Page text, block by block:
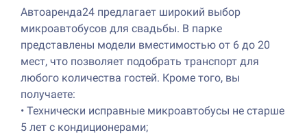
Автоаренда24 предлагает широкий выбор
микроавтобусов для свадьбы. В парке
представлены модели вместимостью от 6 до 20
мест, что позволяет подобрать транспорт для
любого количества гостей. Кроме того, вы
получаете:
• Технически исправные микроавтобусы не старше
5 лет с кондиционерами;